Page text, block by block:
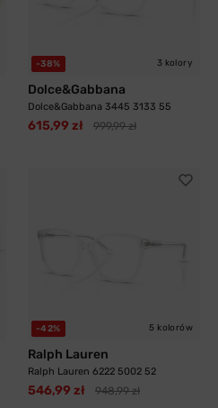
-38% 3 kolory
Dolce&Gabbana
Dolce&Gabbana 3445 3133 55
615,99 zł 999,99 zł
-42% 5 kolorów
Ralph Lauren
Ralph Lauren 6222 5002 52
546,99 zł 948,99 zł